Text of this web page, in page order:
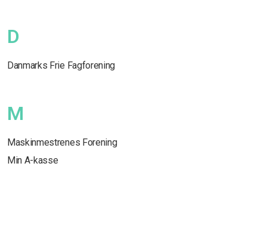
D
Danmarks Frie Fagforening
M
Maskinmestrenes Forening
Min A-kasse